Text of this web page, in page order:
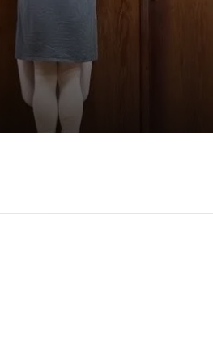
в съда
в Пловдивско за месец